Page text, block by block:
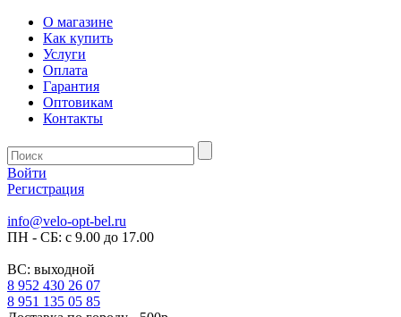
О магазине
Как купить
Услуги
Оплата
Гарантия
Оптовикам
Контакты
Войти
Регистрация
info@velo-opt-bel.ru
ПН - СБ: с 9.00 до 17.00
ВС: выходной
8 952 430 26 07
8 951 135 05 85